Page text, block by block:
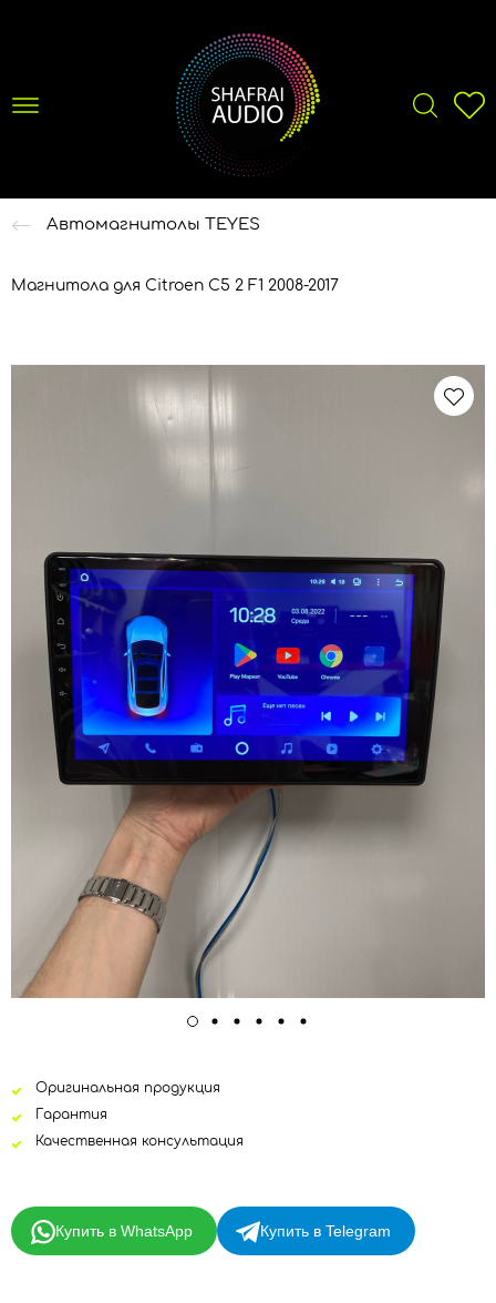
Автомагнитолы TEYES
Магнитола для Citroen C5 2 F1 2008-2017
Оригинальная продукция
Гарантия
Качественная консультация
Купить в WhatsApp Купить в Telegram